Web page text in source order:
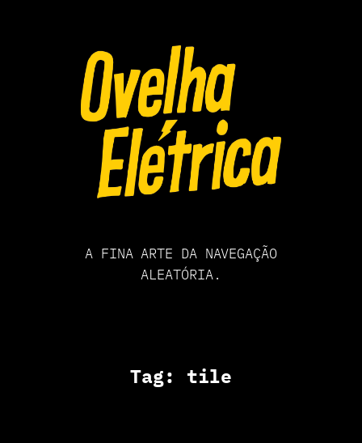
A FINA ARTE DA NAVEGAÇÃO
ALEATÓRIA.
Tag: tile